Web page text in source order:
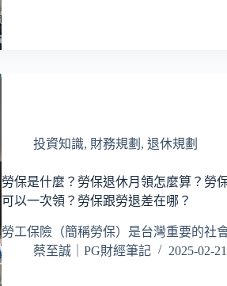
投資知識, 財務規劃 , 退休規劃
勞保是什麼？勞保退休月領怎麼算？勞
可以一次領？勞保跟勞退差在哪？
勞工保險（簡稱勞保）是台灣重要的社
蔡至誠｜PG財經筆記
2025-02-21